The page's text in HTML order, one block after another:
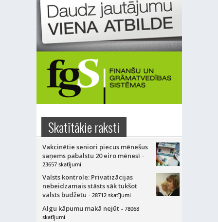
Skatītākie raksti
Vakcinētie seniori piecus mēnešus
saņems pabalstu 20 eiro mēnesī -
23657 skatījumi
Valsts kontrole: Privatizācijas
nebeidzamais stāsts sāk tukšot
valsts budžetu - 28712 skatījumi
Algu kāpumu makā nejūt - 78068
skatījumi